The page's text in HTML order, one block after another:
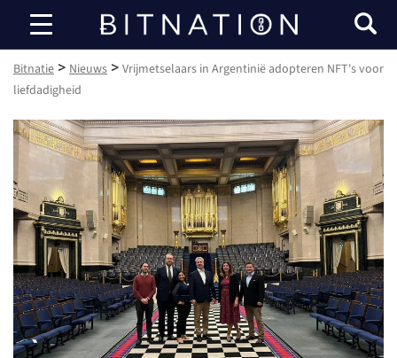
Bitnatie
Bitnatie > Nieuws > Vrijmetselaars in Argentinië adopteren NFT's voor
liefdadigheid